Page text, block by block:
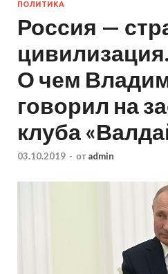
ПОЛИТИКА
Россия —
цивилизация.
О чем
говорил на
клуба
03.10.2019 - от admin